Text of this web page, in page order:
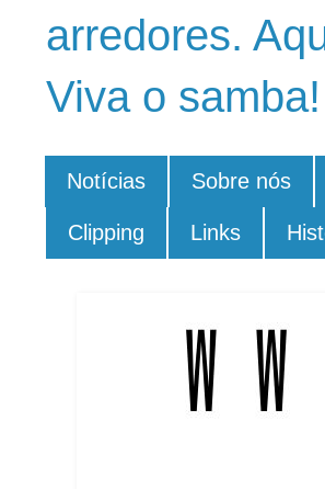
arredores.
Viva o samba!
Notícias Sobre nós
Clipping Links